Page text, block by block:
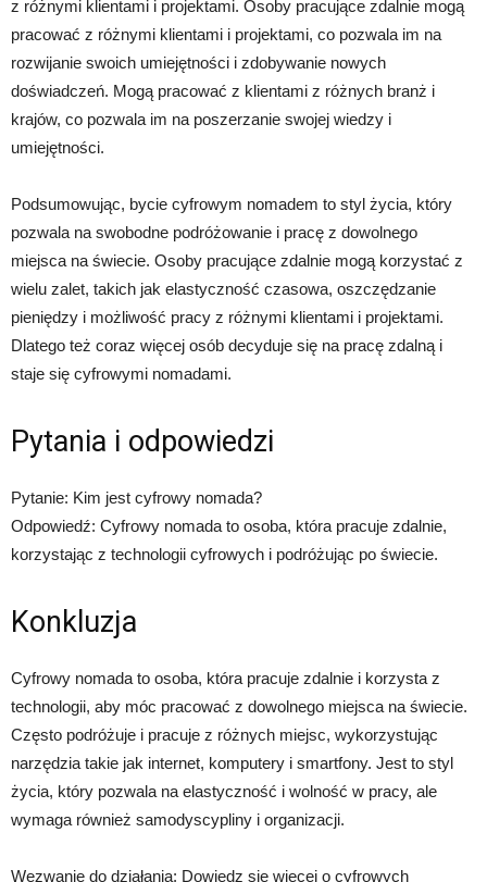
z różnymi klientami i projektami. Osoby pracujące zdalnie mogą
pracować z różnymi klientami i projektami, co pozwala im na
rozwijanie swoich umiejętności i zdobywanie nowych
doświadczeń. Mogą pracować z klientami z różnych branż i
krajów, co pozwala im na poszerzanie swojej wiedzy i
umiejętności.
Podsumowując, bycie cyfrowym nomadem to styl życia, który
pozwala na swobodne podróżowanie i pracę z dowolnego
miejsca na świecie. Osoby pracujące zdalnie mogą korzystać z
wielu zalet, takich jak elastyczność czasowa, oszczędzanie
pieniędzy i możliwość pracy z różnymi klientami i projektami.
Dlatego też coraz więcej osób decyduje się na pracę zdalną i
staje się cyfrowymi nomadami.
Pytania i odpowiedzi
Pytanie: Kim jest cyfrowy nomada?
Odpowiedź: Cyfrowy nomada to osoba, która pracuje zdalnie,
korzystając z technologii cyfrowych i podróżując po świecie.
Konkluzja
Cyfrowy nomada to osoba, która pracuje zdalnie i korzysta z
technologii, aby móc pracować z dowolnego miejsca na świecie.
Często podróżuje i pracuje z różnych miejsc, wykorzystując
narzędzia takie jak internet, komputery i smartfony. Jest to styl
życia, który pozwala na elastyczność i wolność w pracy, ale
wymaga również samodyscypliny i organizacji.
Wezwanie do działania: Dowiedz się więcej o cyfrowych